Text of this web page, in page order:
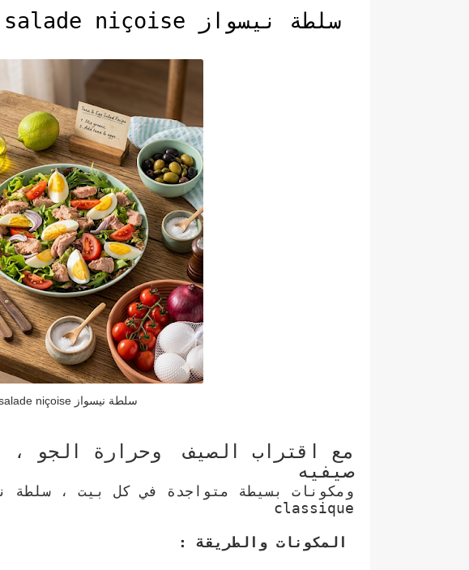
سلطة نيسواز salade niçoise
سلطة نيسواز salade niçoise
مع اقتراب الصيف وحرارة الجو ،
صيفيه
classique
المكونات والطريقة :